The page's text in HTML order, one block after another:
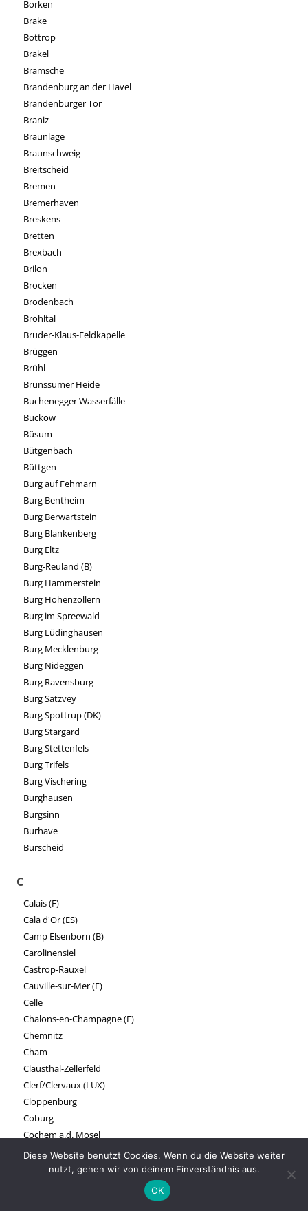
Borken
Brake
Bottrop
Brakel
Bramsche
Brandenburg an der Havel
Brandenburger Tor
Braniz
Braunlage
Braunschweig
Breitscheid
Bremen
Bremerhaven
Breskens
Bretten
Brexbach
Brilon
Brocken
Brodenbach
Brohltal
Bruder-Klaus-Feldkapelle
Brüggen
Brühl
Brunssumer Heide
Buchenegger Wasserfälle
Buckow
Büsum
Bütgenbach
Büttgen
Burg auf Fehmarn
Burg Bentheim
Burg Berwartstein
Burg Blankenberg
Burg Eltz
Burg-Reuland (B)
Burg Hammerstein
Burg Hohenzollern
Burg im Spreewald
Burg Lüdinghausen
Burg Mecklenburg
Burg Nideggen
Burg Ravensburg
Burg Satzvey
Burg Spottrup (DK)
Burg Stargard
Burg Stettenfels
Burg Trifels
Burg Vischering
Burghausen
Burgsinn
Burhave
Burscheid
C
Calais (F)
Cala d'Or (ES)
Camp Elsenborn (B)
Carolinensiel
Castrop-Rauxel
Cauville-sur-Mer (F)
Celle
Chalons-en-Champagne (F)
Chemnitz
Cham
Clausthal-Zellerfeld
Clerf/Clervaux (LUX)
Cloppenburg
Coburg
Cochem a.d. Mosel
Coesfeld
Coswig
Diese Website benutzt Cookies. Wenn du die Website weiter
nutzt, gehen wir von deinem Einverständnis aus.
OK